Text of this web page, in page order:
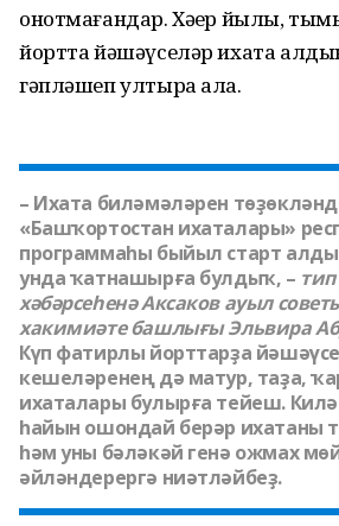
онотмағандар. Хәҙер йылы,
йортта йәшәүселәр ихата
гәпләшеп ултыра ала.
– Ихата биләмәләрен
«Башҡортостан ихаталары»
программаһы быйыл старт
унда ҡатнашырға булдыҡ, –
хәбәрсеһенә Аксаков ауыл
хакимиәте башлығыЭльвира
Күп фатирлы йорттарҙа
кешеләренең дә матур, таҙа,
ихаталары булырға тейеш.
һайын ошондай берәр ихатаны
һәм уны бәләкәй генә ожмах
әйләндерергә ниәтләйбеҙ.